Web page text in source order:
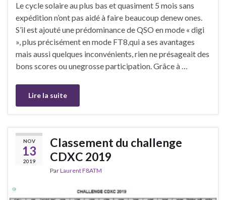
Le cycle solaire au plus bas et quasiment 5 mois sans
expédition n’ont pas aidé à faire beaucoup denew ones.
S’il est ajouté une prédominance de QSO en mode « digi
», plus précisément en mode FT8,qui a ses avantages
mais aussi quelques inconvénients, rien ne présageait des
bons scores ou unegrosse participation. Grâce à …
Lire la suite
NOV
13
2019
Classement du challenge
CDXC 2019
ParLaurent F8ATM